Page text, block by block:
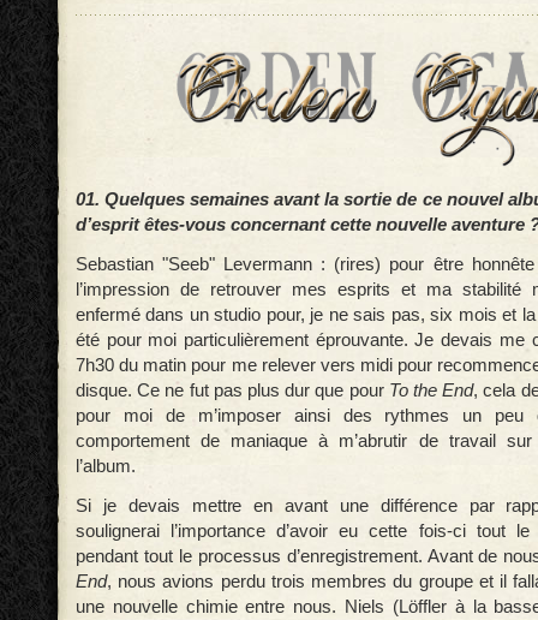
01. Quelques semaines avant la sortie de ce nouvel
d’esprit êtes-vous concernant cette nouvelle aventure
Sebastian "Seeb" Levermann : (rires) pour être
l’impression de retrouver mes esprits et ma stabilité
enfermé dans un studio pour, je ne sais pas, six mois et
été pour moi particulièrement éprouvante. Je devais me
7h30 du matin pour me relever vers midi pour
disque. Ce ne fut pas plus dur que pourTo the End, cela
pour moi de m’imposer ainsi des rythmes un peu
comportement de maniaque à m’abrutir de travail
l’album.
Si je devais mettre en avant une différence par
soulignerai l’importance d’avoir eu cette fois-ci tout
pendant tout le processus d’enregistrement. Avant de
End, nous avions perdu trois membres du groupe et il
une nouvelle chimie entre nous. Niels (Löffler à la